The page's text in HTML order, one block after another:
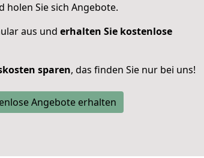
holen Sie sich Angebote.
aus und erhalten Sie kostenlose
sparen, das finden Sie nur bei uns!
Angebote erhalten